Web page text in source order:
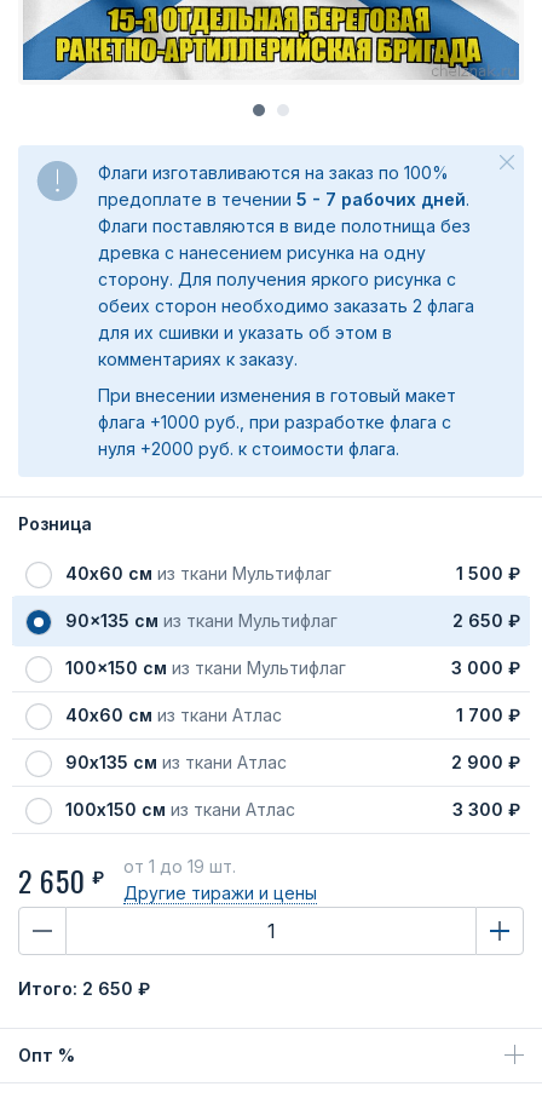
Флаги изготавливаются на заказ по 100%
предоплате в течении 5 - 7 рабочих дней.
Флаги поставляются в виде полотнища без
древка с нанесением рисунка на одну
сторону. Для получения яркого рисунка с
обеих сторон необходимо заказать 2 флага
для их сшивки и указать об этом в
комментариях к заказу.
При внесении изменения в готовый макет
флага +1000 руб., при разработке флага с
нуля +2000 руб. к стоимости флага.
Розница
40х60 см из ткани Мультифлаг 1 500 ₽
90x135 см из ткани Мультифлаг 2 650 ₽
100x150 см из ткани Мультифлаг 3 000 ₽
40х60 см из ткани Атлас 1 700 ₽
90х135 см из ткани Атлас 2 900 ₽
100х150 см из ткани Атлас 3 300 ₽
2 650 ₽
от 1 до 19 шт.
Другие тиражи и цены
Итого: 2 650 ₽
Опт %